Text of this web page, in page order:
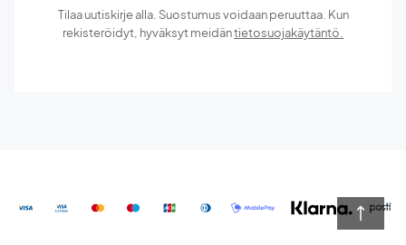
Tilaa uutiskirje alla. Suostumus voidaan peruuttaa. Kun
rekisteröidyt, hyväksyt meidäntietosuojakäytäntö.